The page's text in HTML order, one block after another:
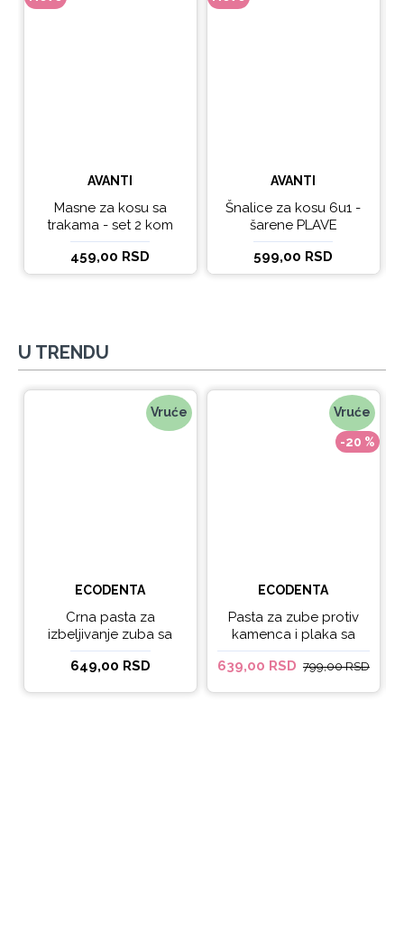
AVANTI
Masne za kosu sa
trakama - set 2 kom
459,00 RSD
AVANTI
Šnalice za kosu 6u1 -
šarene PLAVE
599,00 RSD
U TRENDU
Vruće
ECODENTA
Crna pasta za
izbeljivanje zuba sa
ukusom narandže
Ecodenta 100 ml
649,00 RSD
Vruće
-20 %
ECODENTA
Pasta za zube protiv
kamenca i plaka sa
kokosovim uljem
Ecodenta ORGANIC
639,00 RSD 799,00 RSD